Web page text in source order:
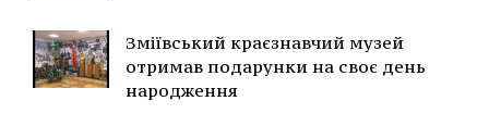
Зміївський краєзнавчий музей
отримав подарунки на своє день
народження